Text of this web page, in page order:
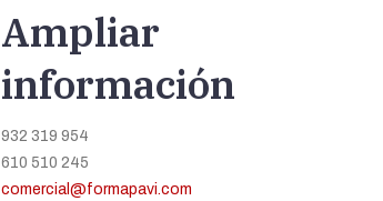
Ampliar
información
932 319 954
610 510 245
comercial@formapavi.com